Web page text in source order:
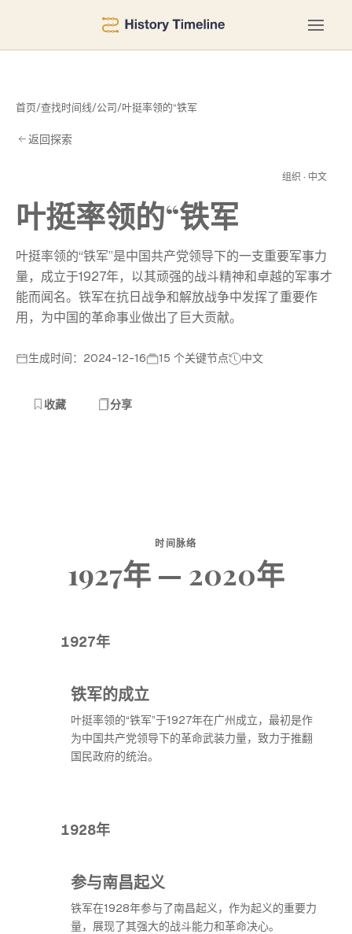
首页/查找时间线/公司/叶挺率领的“铁军
返回探索
组织 · 中文
叶挺率领的“铁军
叶挺率领的“铁军”是中国共产党领导下的一支重要军事力
量，成立于1927年，以其顽强的战斗精神和卓越的军事才
能而闻名。铁军在抗日战争和解放战争中发挥了重要作
用，为中国的革命事业做出了巨大贡献。
生成时间：2024-12-16 15 个关键节点 中文
收藏 分享
时间脉络
1927年 — 2020年
1927年
铁军的成立
叶挺率领的“铁军”于1927年在广州成立，最初是作
为中国共产党领导下的革命武装力量，致力于推翻
国民政府的统治。
1928年
参与南昌起义
铁军在1928年参与了南昌起义，作为起义的重要力
量，展现了其强大的战斗能力和革命决心。